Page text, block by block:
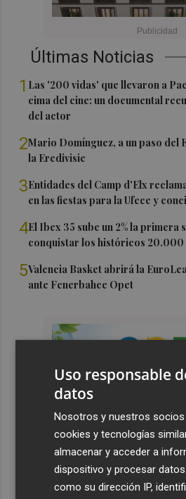
Últimas Noticias
1 Las '200 vidas' que llevaron a
cima del cine: un documental
del actor
2Mario Domínguez, a un paso del
la Eredivisie
3Entidades del Camp d'Elx
en las fiestas para la Ufece y
4El Ibex 35 sube un 2% la primera
conquistar los históricos 20.000
5Valencia Basket abrirá la
ante Fenerbahce Opet
Uso responsable
datos
Nosotros y nuestros
cookies y tecnologías
almacenar y acceder a
dispositivo y procesar
como su dirección IP,